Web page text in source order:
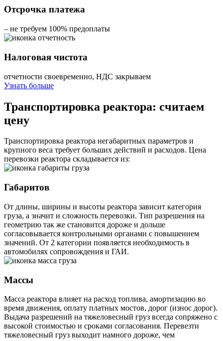
Отсрочка платежа
– не требуем 100% предоплаты
Налоговая чистота
отчетности своевременно, НДС закрываем
Узнать больше
Транспортировка реактора: считаем
цену
Транспортировка реактора негабаритных параметров и
крупного веса требует больших действий и расходов. Цена
перевозки реактора складывается из:
Габаритов
От длины, ширины и высоты реактора зависит категория
груза, а значит и сложность перевозки. Тип разрешения на
геометрию так же становится дороже и дольше
согласовывается контрольными органами с повышением
значений. От 2 категории появляется необходимость в
автомобилях сопровождения и ГАИ.
Массы
Масса реактора влияет на расход топлива, амортизацию во
время движения, оплату платных мостов, дорог (износ дорог).
Выдача разрешений на тяжеловесный груз всегда сопряжено с
высокой стоимостью и сроками согласования. Перевезти
тяжеловесный груз выходит намного дороже, чем